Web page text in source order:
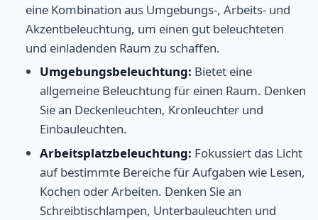
eine Kombination aus Umgebungs-, Arbeits- und
Akzentbeleuchtung, um einen gut beleuchteten
und einladenden Raum zu schaffen.
Umgebungsbeleuchtung: Bietet eine
allgemeine Beleuchtung für einen Raum. Denken
Sie an Deckenleuchten, Kronleuchter und
Einbauleuchten.
Arbeitsplatzbeleuchtung: Fokussiert das Licht
auf bestimmte Bereiche für Aufgaben wie Lesen,
Kochen oder Arbeiten. Denken Sie an
Schreibtischlampen, Unterbauleuchten und